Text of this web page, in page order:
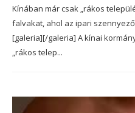
Kínában már csak „rákos
falvakat, ahol az ipari
[galeria][/galeria] A kínai
„rákos telep...